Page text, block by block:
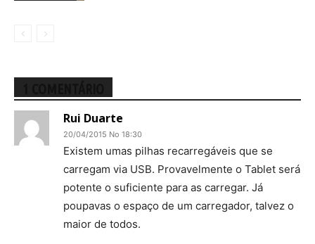
Rui Duarte
20/04/2015 No 18:30
Existem umas pilhas recarregáveis que se
carregam via USB. Provavelmente o Tablet será
potente o suficiente para as carregar. Já
poupavas o espaço de um carregador, talvez o
maior de todos.